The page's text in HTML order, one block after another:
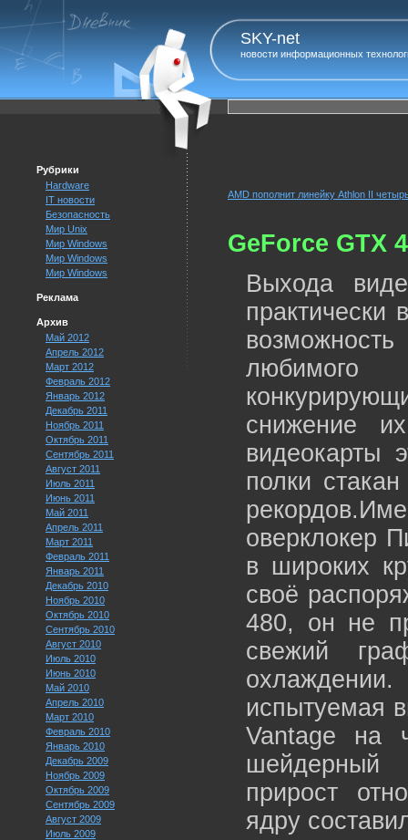
SKY-net
новости информационных
Рубрики
Hardware
IT новости
Безопасность
Мир Unix
Мир Windows
Мир Windows
Мир Windows
Реклама
Архив
Май 2012
Апрель 2012
Март 2012
Февраль 2012
Январь 2012
Декабрь 2011
Ноябрь 2011
Октябрь 2011
Сентябрь 2011
Август 2011
Июль 2011
Июнь 2011
Май 2011
Апрель 2011
Март 2011
Февраль 2011
Январь 2011
Декабрь 2010
Ноябрь 2010
Октябрь 2010
Сентябрь 2010
Август 2010
Июль 2010
Июнь 2010
Май 2010
Апрель 2010
Март 2010
Февраль 2010
Январь 2010
Декабрь 2009
Ноябрь 2009
Октябрь 2009
Сентябрь 2009
Август 2009
Июль 2009
AMD пополнит линейку Athlon II
GeForce GTX
Выхода
практически
любимого
снижение
видеокарты
полки
оверклокер
в широких
своё
480, он не
свежий
охлаждении.
испытуемая
Vantage на
прирост
ядру